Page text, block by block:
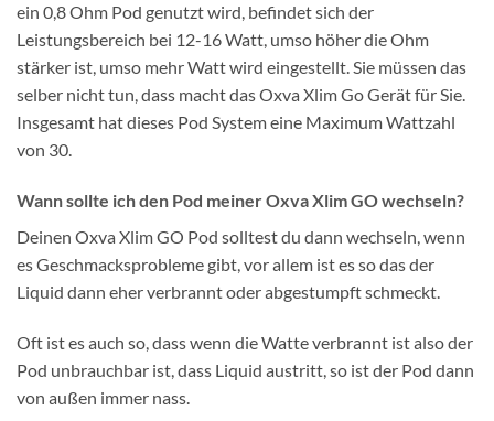
ein 0,8 Ohm Pod genutzt wird, befindet sich der
Leistungsbereich bei 12-16 Watt, umso höher die Ohm
stärker ist, umso mehr Watt wird eingestellt. Sie müssen das
selber nicht tun, dass macht das Oxva Xlim Go Gerät für Sie.
Insgesamt hat dieses Pod System eine Maximum Wattzahl
von 30.
Wann sollte ich den Pod meiner Oxva Xlim GO wechseln?
Deinen Oxva Xlim GO Pod solltest du dann wechseln, wenn
es Geschmacksprobleme gibt, vor allem ist es so das der
Liquid dann eher verbrannt oder abgestumpft schmeckt.
Oft ist es auch so, dass wenn die Watte verbrannt ist also der
Pod unbrauchbar ist, dass Liquid austritt, so ist der Pod dann
von außen immer nass.